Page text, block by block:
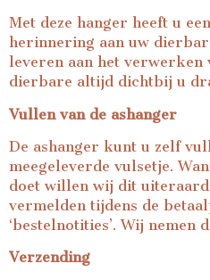
Met deze hanger heeft u
herinnering aan uw
leveren aan het verwerken
dierbare altijd dichtbij u
Vullen van de ashanger
De ashanger kunt u zelf
meegeleverde vulsetje.
doet willen wij dit
vermelden tijdens de
‘bestelnotities’. Wij nemen
Verzending